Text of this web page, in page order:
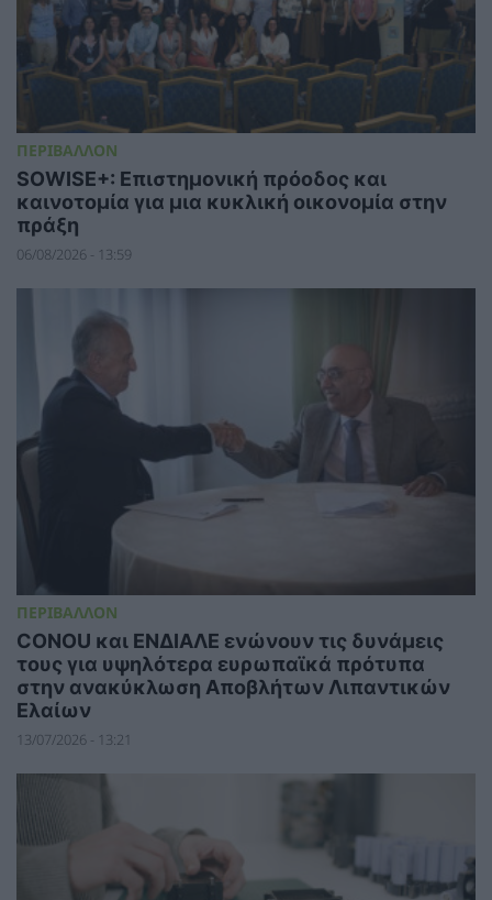
ΠΕΡΙΒΑΛΛΟΝ
SOWISE+: Επιστημονική πρόοδος και
καινοτομία για μια κυκλική οικονομία στην
πράξη
06/08/2026 - 13:59
ΠΕΡΙΒΑΛΛΟΝ
CONOU και ΕΝΔΙΑΛΕ ενώνουν τις δυνάμεις
τους για υψηλότερα ευρωπαϊκά πρότυπα
στην ανακύκλωση Αποβλήτων Λιπαντικών
Ελαίων
13/07/2026 - 13:21